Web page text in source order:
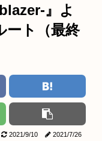
』よ
ート（最終
2021/9/10 2021/7/26